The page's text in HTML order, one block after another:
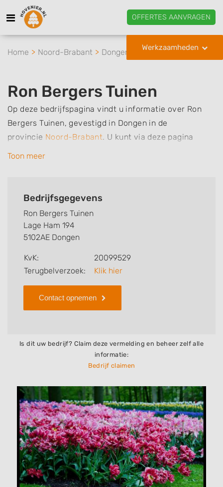
OFFERTES AANVRAGEN
Werkzaamheden
Home Noord-Brabant Dongen Ron Bergers Tuinen
Ron Bergers Tuinen
Op deze bedrijfspagina vindt u informatie over Ron
Bergers Tuinen, gevestigd in Dongen in de
provincie Noord-Brabant. U kunt via deze pagina
eenvoudig contact met het bedrijf opnemen door te
kunt u snel zien welke zaken Ron Bergers Tuinen voor
review achterlaten als u al ervaring heeft met dit
bedrijf.
Zoekt u een ander bedrijf? Bekijk dan andere
hoveniers en bedrijven inDongen
Toon meer
Bedrijfsgegevens
Ron Bergers Tuinen
Lage Ham 194
5102AE Dongen
KvK:
20099529
Terugbelverzoek:
Klik hier
Contact opnemen
Is dit uw bedrijf? Claim deze vermelding en beheer zelf alle
informatie:
Bedrijf claimen